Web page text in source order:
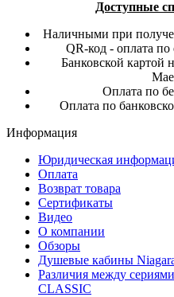
Доступные
Наличными при
QR-код - оплата
Банковской картой
Оплата по
Оплата по
Информация
Юридическая
Оплата
Возврат товара
Сертификаты
Видео
О компании
Обзоры
Душевые кабины
Различия между
CLASSIC